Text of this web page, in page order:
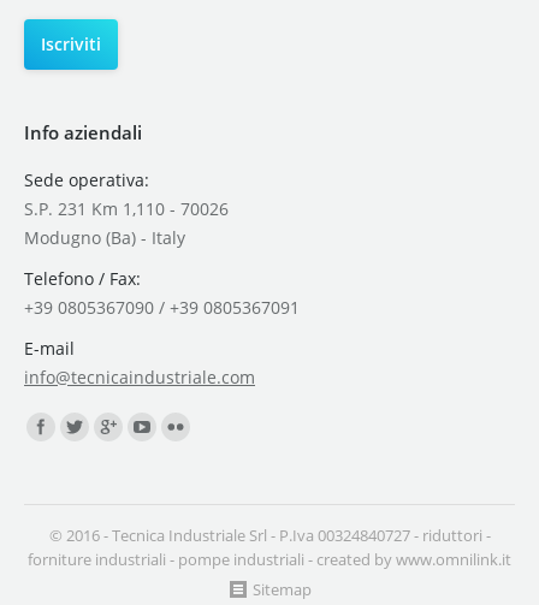
Info aziendali
Sede operativa:
S.P. 231 Km 1,110 - 70026
Modugno (Ba) - Italy
Telefono / Fax:
+39 0805367090 / +39 0805367091
E-mail
info@tecnicaindustriale.com
Find us on:
© 2016 - Tecnica Industriale Srl - P.Iva 00324840727 - riduttori -
forniture industriali - pompe industriali - created bywww.omnilink.it
Sitemap